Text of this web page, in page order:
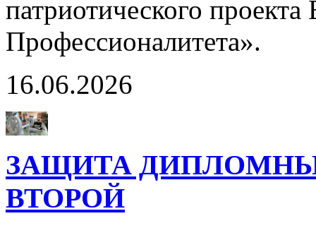
патриотического
Профессионалитета».
16.06.2026
ЗАЩИТА
ВТОРОЙ